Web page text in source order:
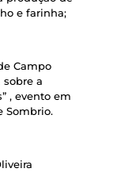
e farinha;
Campo
sobre a
, evento em
Sombrio.